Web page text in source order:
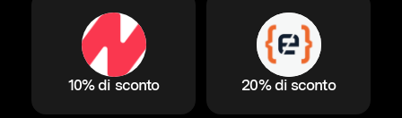
10% di sconto 20% di sconto